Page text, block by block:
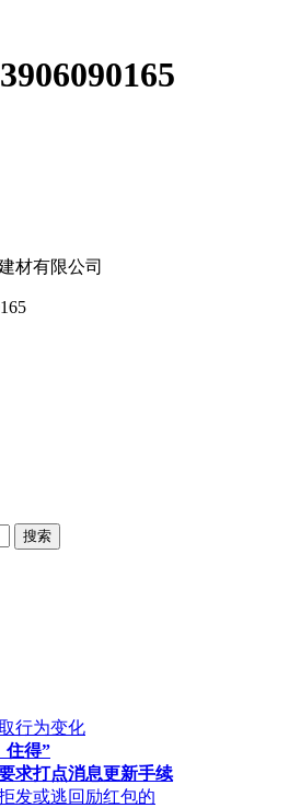
材有限公司
行为变化
住得”
求打点消息更新手续
发或逃回励红包的